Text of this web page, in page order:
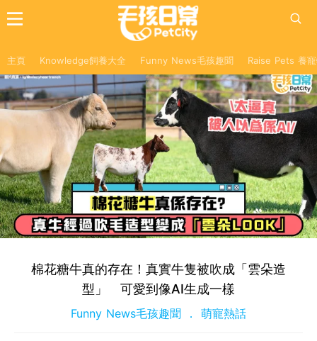
主頁 Knowledge飼養大全 Funny News毛孩趣聞 Raise Pets 養
棉花糖牛真的存在！真實牛隻被吹成「雲朵造
型」 可愛到像AI生成一樣
Funny News毛孩趣聞 萌寵熱話